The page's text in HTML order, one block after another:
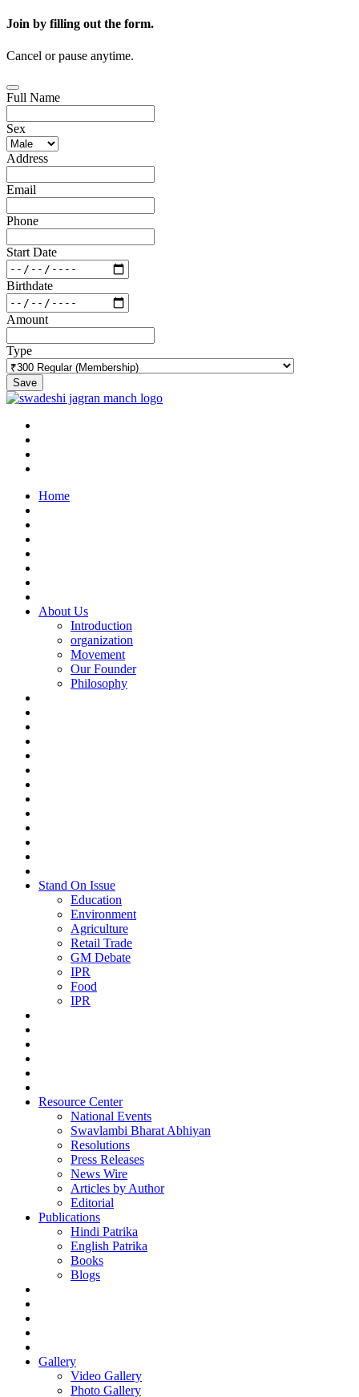
Join by filling out the form.
Cancel or pause anytime.
Full Name
Sex
Address
Email
Phone
Start Date
Birthdate
Amount
Type
Save
Home
About Us
Introduction
organization
Movement
Our Founder
Philosophy
Stand On Issue
Education
Environment
Agriculture
Retail Trade
GM Debate
IPR
Food
IPR
Resource Center
National Events
Swavlambi Bharat Abhiyan
Resolutions
Press Releases
News Wire
Articles by Author
Editorial
Publications
Hindi Patrika
English Patrika
Books
Blogs
Gallery
Video Gallery
Photo Gallery